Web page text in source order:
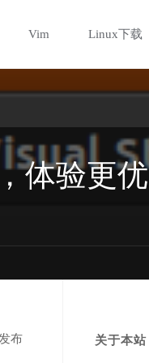
Vim Linux下载
体验更优
布
关于本站